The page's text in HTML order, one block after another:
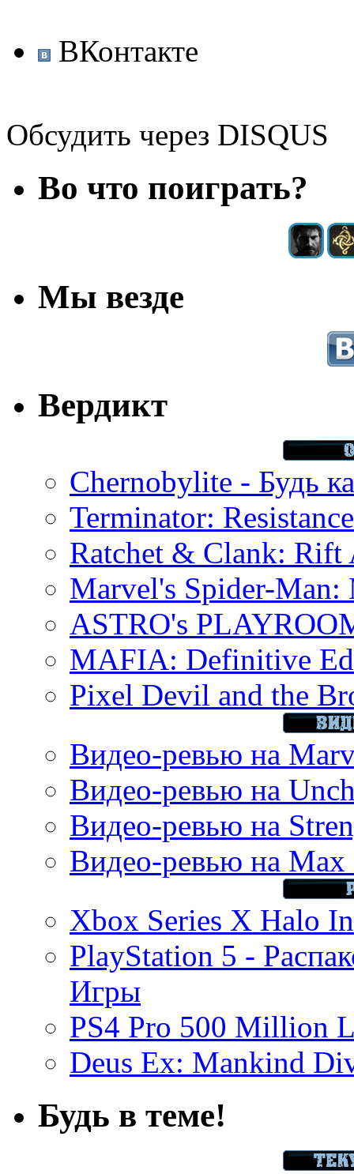
ВКонтакте
Обсудить через DISQUS
Во что поиграть?
Мы везде
Вердикт
Chernobylite - Будь
Terminator:
Ratchet & Clank: Rift
Marvel's Spider-Man:
ASTRO's
MAFIA: Definitive
Pixel Devil and the
Видео-ревью на
Видео-ревью на
Видео-ревью на
Видео-ревью на Max
Xbox Series X Halo
PlayStation 5 -
Игры
PS4 Pro 500 Million
Deus Ex: Mankind
Будь в теме!